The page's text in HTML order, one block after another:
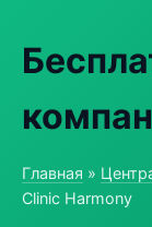
Главная »
Clinic Harmony